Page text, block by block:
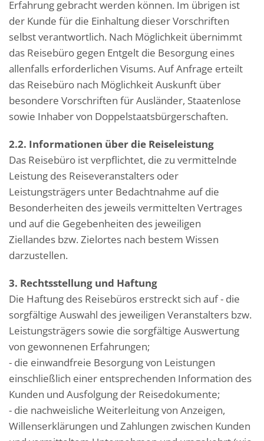
Erfahrung gebracht werden können. Im übrigen ist
der Kunde für die Einhaltung dieser Vorschriften
selbst verantwortlich. Nach Möglichkeit übernimmt
das Reisebüro gegen Entgelt die Besorgung eines
allenfalls erforderlichen Visums. Auf Anfrage erteilt
das Reisebüro nach Möglichkeit Auskunft über
besondere Vorschriften für Ausländer, Staatenlose
sowie Inhaber von Doppelstaatsbürgerschaften.
2.2. Informationen über die Reiseleistung
Das Reisebüro ist verpflichtet, die zu vermittelnde
Leistung des Reiseveranstalters oder
Leistungsträgers unter Bedachtnahme auf die
Besonderheiten des jeweils vermittelten Vertrages
und auf die Gegebenheiten des jeweiligen
Ziellandes bzw. Zielortes nach bestem Wissen
darzustellen.
3. Rechtsstellung und Haftung
Die Haftung des Reisebüros erstreckt sich auf - die
sorgfältige Auswahl des jeweiligen Veranstalters bzw.
Leistungsträgers sowie die sorgfältige Auswertung
von gewonnenen Erfahrungen;
- die einwandfreie Besorgung von Leistungen
einschließlich einer entsprechenden Information des
Kunden und Ausfolgung der Reisedokumente;
- die nachweisliche Weiterleitung von Anzeigen,
Willenserklärungen und Zahlungen zwischen Kunden